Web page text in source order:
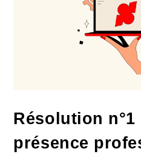
Résolution n°1
présence